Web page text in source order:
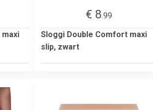
€ 8.99
Sloggi Double Comfort maxi
slip, zwart